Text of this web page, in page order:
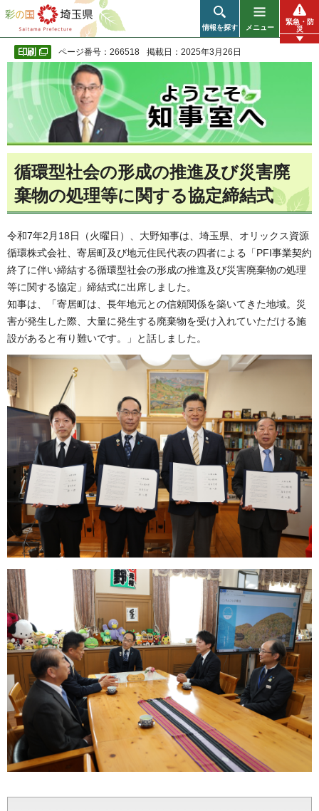
彩の国 埼玉県
情報を探す メニュー
緊急・防
災
ページ番号：266518 掲載日：2025年3月26日
循環型社会の形成の推進及び災害廃
棄物の処理等に関する協定締結式
令和7年2月18日（火曜日）、大野知事は、埼玉県、オリックス資源
循環株式会社、寄居町及び地元住民代表の四者による「PFI事業契約
終了に伴い締結する循環型社会の形成の推進及び災害廃棄物の処理
等に関する協定」締結式に出席しました。
知事は、「寄居町は、長年地元との信頼関係を築いてきた地域。災
害が発生した際、大量に発生する廃棄物を受け入れていただける施
設があると有り難いです。」と話しました。